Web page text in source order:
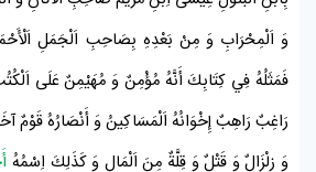
وَ اَلْمِحْرَابِ وَ مِنْ بَعْدِهِ بِصَاحِبِ اَلْجَمَلِ
فَمَثَلُهُ فِي كِتَابِكَ أَنَّهُ مُؤْمِنٌ وَ مُهَيْمِنٌ عَلَى
رَاغِبٌ رَاهِبٌ إِخْوَانُهُ اَلْمَسَاكِينُ وَ أَنْصَارُهُ قَوْمٌ
وَ زِلْزَالٌ وَ قَتْلٌ وَ قِلَّةٌ مِنَ اَلْمَالِ وَ كَذَلِكَ اِسْمُهُ